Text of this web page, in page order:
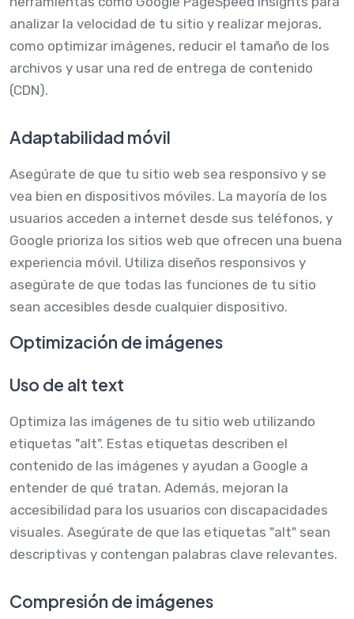
analizar la velocidad de tu sitio y realizar mejoras,
como optimizar imágenes, reducir el tamaño de los
archivos y usar una red de entrega de contenido
(CDN).
Adaptabilidad móvil
Asegúrate de que tu sitio web sea responsivo y se
vea bien en dispositivos móviles. La mayoría de los
usuarios acceden a internet desde sus teléfonos, y
Google prioriza los sitios web que ofrecen una buena
experiencia móvil. Utiliza diseños responsivos y
asegúrate de que todas las funciones de tu sitio
sean accesibles desde cualquier dispositivo.
Optimización de imágenes
Uso de alt text
Optimiza las imágenes de tu sitio web utilizando
etiquetas "alt". Estas etiquetas describen el
contenido de las imágenes y ayudan a Google a
entender de qué tratan. Además, mejoran la
accesibilidad para los usuarios con discapacidades
visuales. Asegúrate de que las etiquetas "alt" sean
descriptivas y contengan palabras clave relevantes.
Compresión de imágenes